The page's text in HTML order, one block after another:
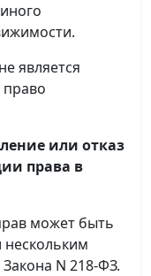
является
или отказ
права в
может быть
N 218-ФЗ.